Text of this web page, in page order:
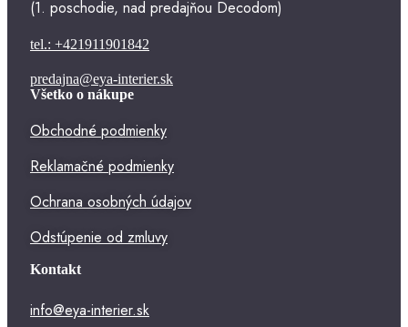
(1. poschodie, nad predajňou Decodom)
tel.: +421911901842
predajna@eya-interier.sk
Všetko o nákupe
Obchodné podmienky
Reklamačné podmienky
Ochrana osobných údajov
Odstúpenie od zmluvy
Kontakt
info@eya-interier.sk